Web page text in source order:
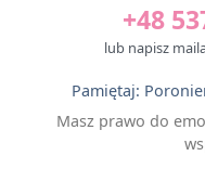
+48
lub napisz
Pamiętaj:
Masz prawo do